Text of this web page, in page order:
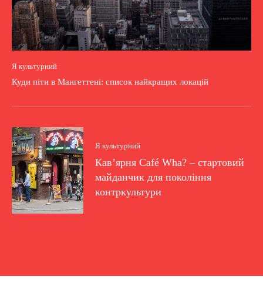
Я культурний
Куди піти в Мангеттені: список найкращих локацій
Я культурний
Кав’ярня Café Wha? – стартовий
майданчик для покоління
контркультури